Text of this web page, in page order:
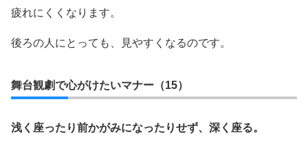
疲れにくくなります。
後ろの人にとっても、見やすくなるのです。
舞台観劇で心がけたいマナー（15）
浅く座ったり前かがみになったりせず、深く座る。